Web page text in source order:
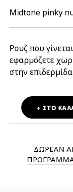
Ρουζ που
εφαρμόζετε
στην επιδερμίδα.
Midtone pinky
+ ΣΤΟ
ΔΩΡΕΑΝ